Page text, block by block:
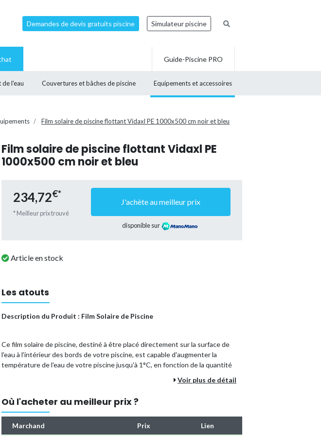
Demandes de devis gratuits piscine Simulateur piscine
l'eau Couvertures et bâches de piscine Equipements et accessoires
Guide-Piscine PRO
Film solaire de piscine flottant Vidaxl PE 1000x500 cm noir et bleu
Film solaire de piscine flottant Vidaxl PE
1000x500 cm noir et bleu
234,72€*
* Meilleur prix trouvé
J'achète au meilleur prix
disponible sur
Article en stock
Les atouts
Description du Produit : Film Solaire de Piscine
Ce film solaire de piscine, destiné à être placé directement sur la surface de
l'eau à l'intérieur des bords de votre piscine, est capable d'augmenter la
température de l'eau de votre piscine jusqu'à 1°C, en fonction de la quantité
ce film retient la chaleur beaucoup plus longtemps. Il représente ainsi le moyen
consommation de produits chimiques et l'évaporation de l'eau.
également remarquable par sa légèreté qui facilite grandement son installation
Voir plus de détail
Où l'acheter au meilleur prix ?
Marchand Prix Lien